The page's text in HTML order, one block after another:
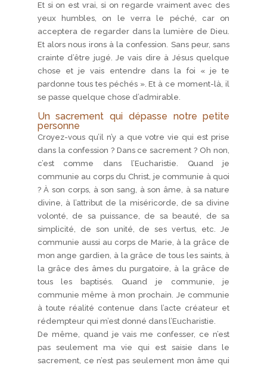
Et si on est vrai, si on regarde vraiment avec des
yeux humbles, on le verra le péché, car on
acceptera de regarder dans la lumière de Dieu.
Et alors nous irons à la confession. Sans peur, sans
crainte d’être jugé. Je vais dire à Jésus quelque
chose et je vais entendre dans la foi « je te
pardonne tous tes péchés ». Et à ce moment-là, il
se passe quelque chose d’admirable.
Un sacrement qui dépasse notre petite
personne
Croyez-vous qu’il n’y a que votre vie qui est prise
dans la confession ? Dans ce sacrement ? Oh non,
c’est comme dans l’Eucharistie. Quand je
communie au corps du Christ, je communie à quoi
? À son corps, à son sang, à son âme, à sa nature
divine, à l’attribut de la miséricorde, de sa divine
volonté, de sa puissance, de sa beauté, de sa
simplicité, de son unité, de ses vertus, etc. Je
communie aussi au corps de Marie, à la grâce de
mon ange gardien, à la grâce de tous les saints, à
la grâce des âmes du purgatoire, à la grâce de
tous les baptisés. Quand je communie, je
communie même à mon prochain. Je communie
à toute réalité contenue dans l’acte créateur et
rédempteur qui m’est donné dans l’Eucharistie.
De même, quand je vais me confesser, ce n’est
pas seulement ma vie qui est saisie dans le
sacrement, ce n’est pas seulement mon âme qui